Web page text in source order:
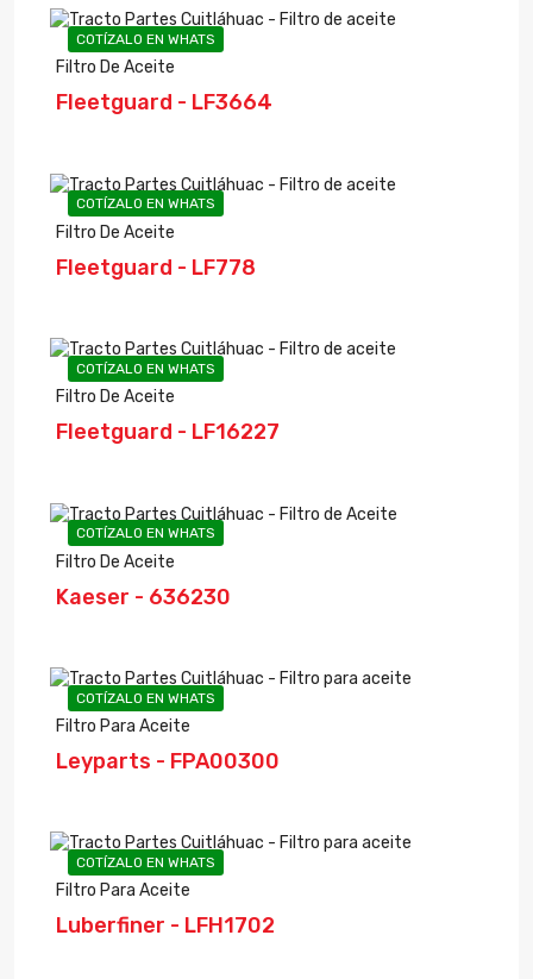
COTÍZALO EN WHATS
Filtro De Aceite
Fleetguard - LF3664
COTÍZALO EN WHATS
Filtro De Aceite
Fleetguard - LF778
COTÍZALO EN WHATS
Filtro De Aceite
Fleetguard - LF16227
COTÍZALO EN WHATS
Filtro De Aceite
Kaeser - 636230
COTÍZALO EN WHATS
Filtro Para Aceite
Leyparts - FPA00300
COTÍZALO EN WHATS
Filtro Para Aceite
Luberfiner - LFH1702